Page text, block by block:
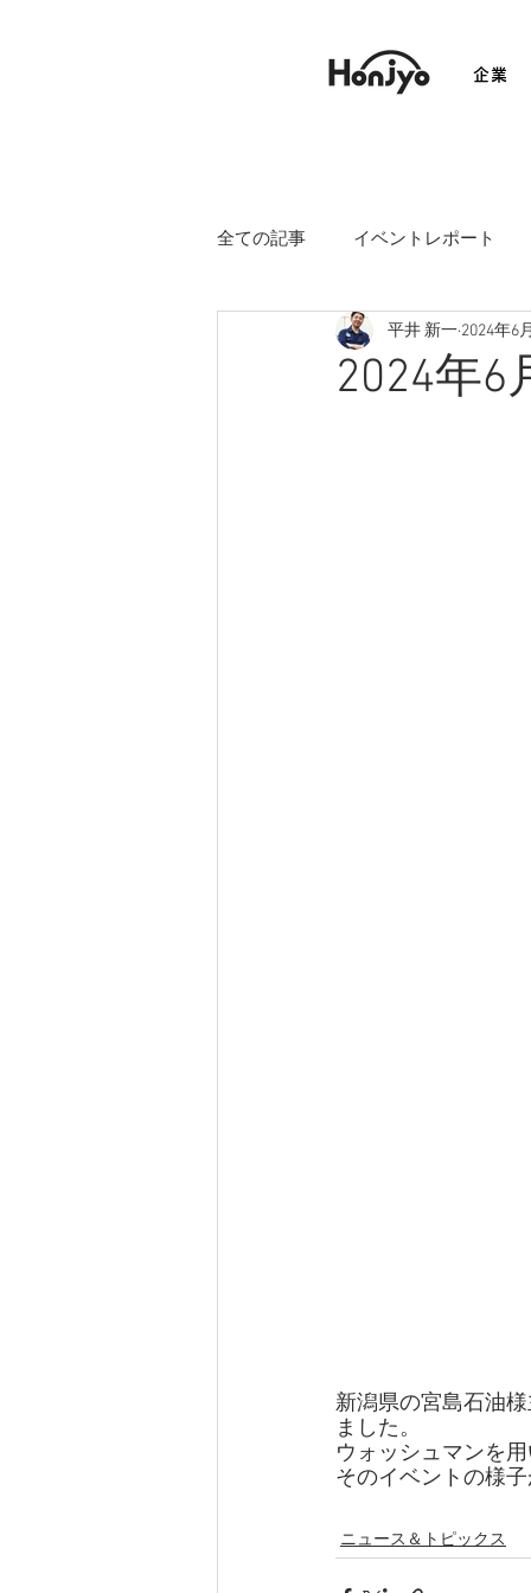
企業
全ての記事 イベントレポート
2024年
平井 新一 2024年6
新潟県の宮島石油
ました。
ウォッシュマンを
そのイベントの様
ニュース＆トピックス